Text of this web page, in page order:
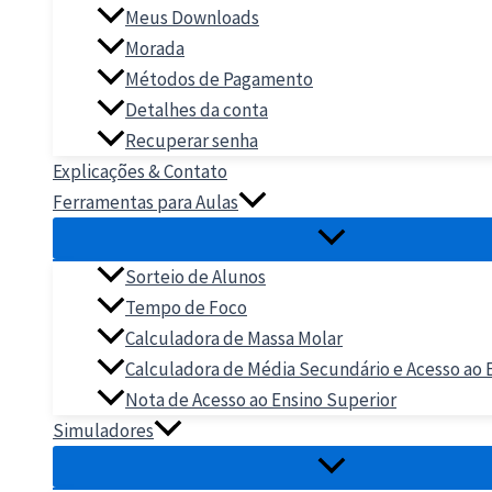
Meus Downloads
Morada
Métodos de Pagamento
Detalhes da conta
Recuperar senha
Explicações & Contato
Ferramentas para Aulas
Sorteio de Alunos
Tempo de Foco
Calculadora de Massa Molar
Calculadora de Média Secundário e Acesso ao
Nota de Acesso ao Ensino Superior
Simuladores